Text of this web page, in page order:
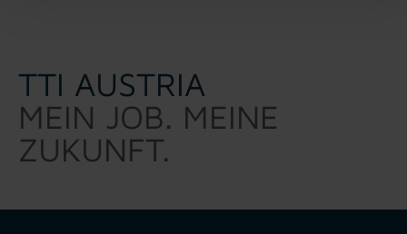
TTI AUSTRIA
MEIN JOB. MEINE
ZUKUNFT.